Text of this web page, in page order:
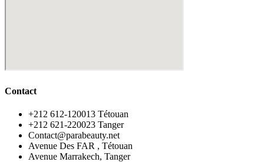
Contact
‪+212 612-120013 Tétouan
‪+212 621-220023 Tanger
Contact@parabeauty.net
Avenue Des FAR , Tétouan
Avenue Marrakech, Tanger